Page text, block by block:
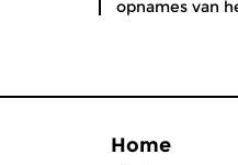
opnames van
Home